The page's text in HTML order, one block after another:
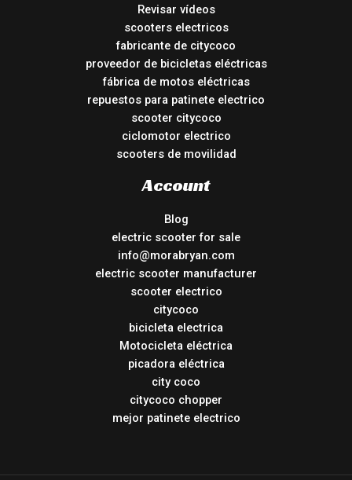
Revisar vídeos
scooters electricos
fabricante de citycoco
proveedor de bicicletas eléctricas
fábrica de motos eléctricas
repuestos para patinete electrico
scooter citycoco
ciclomotor electrico
scooters de movilidad
Account
Blog
electric scooter for sale
info@morabryan.com
electric scooter manufacturer
scooter electrico
citycoco
bicicleta electrica
Motocicleta eléctrica
picadora eléctrica
city coco
citycoco chopper
mejor patinete electrico